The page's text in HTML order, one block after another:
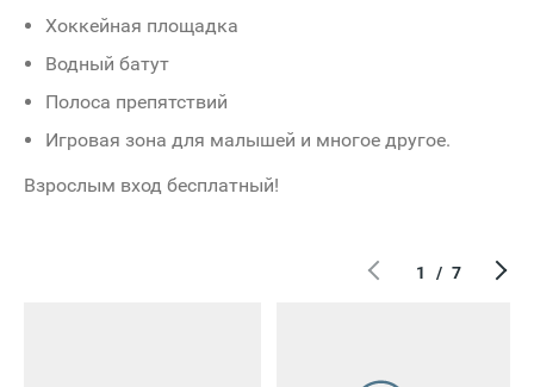
Хоккейная площадка
Водный батут
Полоса препятствий
Игровая зона для малышей и многое другое.
Взрослым вход бесплатный!
1 / 7